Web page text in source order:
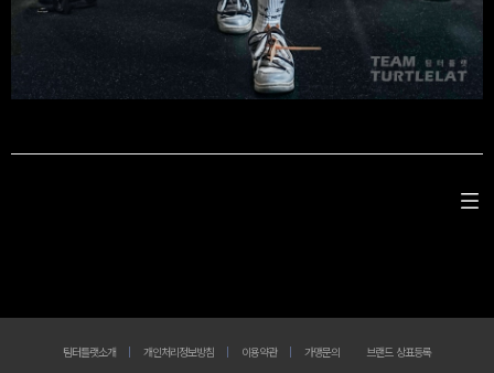
팀터틀랫소개 개인처리정보방침 이용약관 가맹문의 브랜드 상표등록